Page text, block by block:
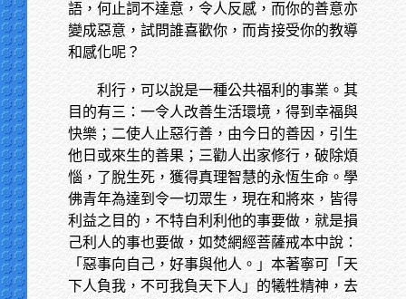
語，何止詞不達意，令人反感，而你的善意亦
變成惡意，試問誰喜歡你，而肯接受你的教導
和感化呢？
利行，可以說是一種公共福利的事業。其
目的有三：一令人改善生活環境，得到幸福與
快樂；二使人止惡行善，由今日的善因，引生
他日或來生的善果；三勸人出家修行，破除煩
惱，了脫生死，獲得真理智慧的永恆生命。學
佛青年為達到令一切眾生，現在和將來，皆得
利益之目的，不特自利利他的事要做，就是損
己利人的事也要做，如焚網經菩薩戒本中說：
「惡事向自己，好事與他人。」本著寧可「天
下人負我，不可我負天下人」的犧牲精神，去